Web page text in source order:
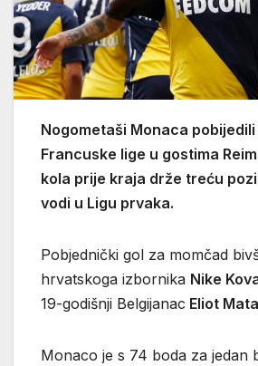
Nogometaši Monaca
Francuske lige u gostima
kola prije kraja drže treću
vodi u Ligu prvaka.
Pobjednički gol za momčad
hrvatskoga izbornika Nike
19-godišnji Belgijanac Eliot
Monaco je s 74 boda za jedan